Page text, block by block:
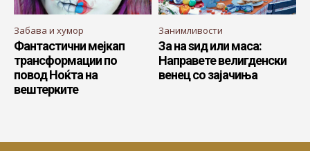
Забава и хумор
Фантастични мејкап
трансформации по
повод Ноќта на
вештерките
Занимливости
За на ѕид или маса:
Направете велигденски
венец со зајачиња